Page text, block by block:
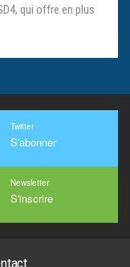
qui offre en plus
Twitter
S'abonner
Newsletter
S'inscrire